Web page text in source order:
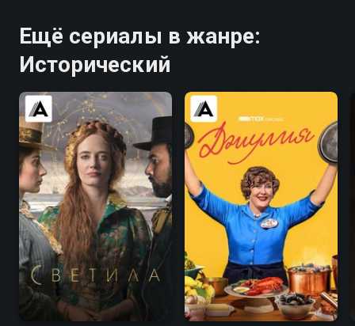
Ещё сериалы в жанре:
Исторический
7.0 6.4 8.1 8.3